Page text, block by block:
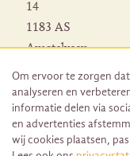
14
1183 AS
Amstelveen
Herroeping
bestelling
Om ervoor te zorgen
analyseren en
informatie delen via
en advertenties
wij cookies plaatsen,